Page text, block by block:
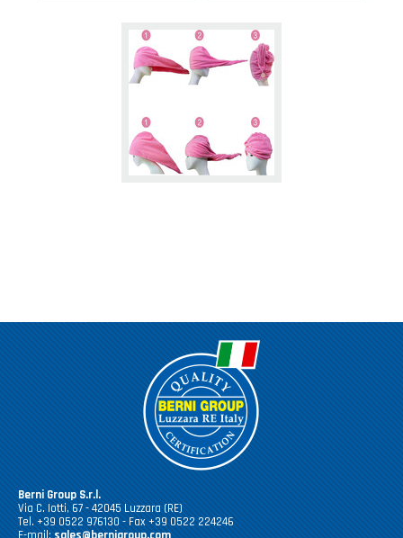
Berni Group S.r.l.
Via C. Iotti, 67 - 42045 Luzzara (RE)
Tel. +39 0522 976130 - Fax +39 0522 224246